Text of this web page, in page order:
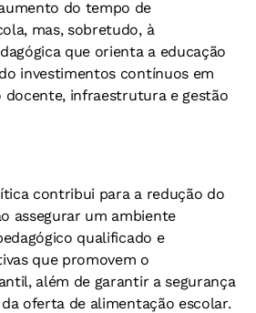
do tempo de
mas, sobretudo, à
que orienta a educação
investimentos contínuos em
infraestrutura e gestão
contribui para a redução do
assegurar um ambiente
qualificado e
que promovem o
além de garantir a segurança
oferta de alimentação escolar.